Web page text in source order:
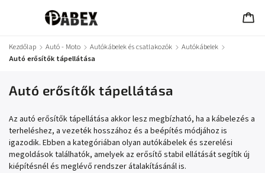
Kezdőlap / Autó - Moto / Autókábelek és csatlakozók / Autókábelek /
Autó erősítők tápellátása
Autó erősítők tápellátása
Az autó erősítők tápellátása akkor lesz megbízható, ha a kábelezés a
terheléshez, a vezeték hosszához és a beépítés módjához is
igazodik. Ebben a kategóriában olyan autókábelek és szerelési
megoldások találhatók, amelyek az erősítő stabil ellátását segítik új
kiépítésnél és meglévő rendszer átalakításánál is.